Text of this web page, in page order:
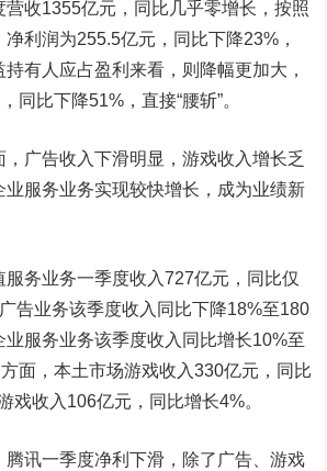
收1355亿元，同比几乎零增长，按照
利润为255.5亿元，同比下降23%，
有人应占盈利来看，则降幅更加大，
同比下降51%，直接“腰斩”。
告收入下滑明显，游戏收入增长乏
业服务业务实现较快增长，成为业绩新
务业务一季度收入727亿元，同比仅
告业务该季度收入同比下降18%至180
服务业务该季度收入同比增长10%至
面，本土市场游戏收入330亿元，同比
戏收入106亿元，同比增长4%。
讯一季度净利下滑，除了广告、游戏